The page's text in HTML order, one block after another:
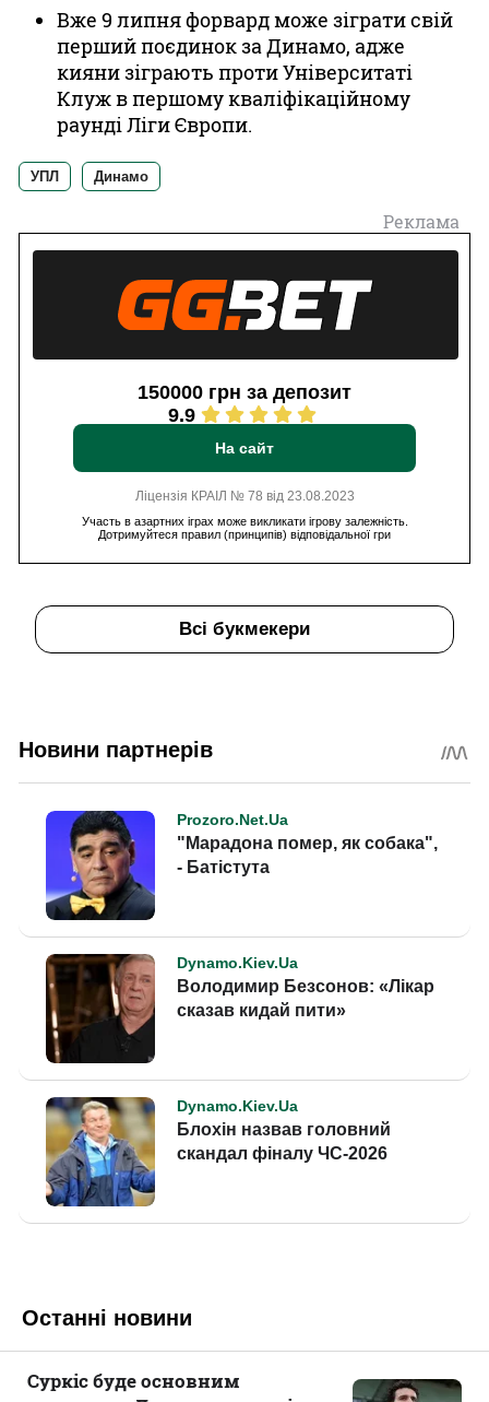
Вже 9 липня форвард може зіграти свій
перший поєдинок за Динамо, адже
кияни зіграють проти Університаті
Клуж в першому кваліфікаційному
раунді Ліги Європи.
УПЛ Динамо
Реклама
150000 грн за депозит
9.9
На сайт
Ліцензія КРАІЛ № 78 від 23.08.2023
Участь в азартних іграх може викликати ігрову залежність.
Дотримуйтеся правил (принципів) відповідальної гри
Всі букмекери
Останні новини
Суркіс буде основним